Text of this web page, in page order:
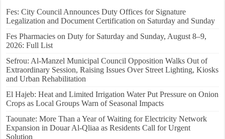
Fes: City Council Announces Duty Offices for Signature
Legalization and Document Certification on Saturday and Sunday
Fes Pharmacies on Duty for Saturday and Sunday, August 8–9,
2026: Full List
Sefrou: Al-Manzel Municipal Council Opposition Walks Out of
Extraordinary Session, Raising Issues Over Street Lighting, Kiosks
and Urban Rehabilitation
El Hajeb: Heat and Limited Irrigation Water Put Pressure on Onion
Crops as Local Groups Warn of Seasonal Impacts
Taounate: More Than a Year of Waiting for Electricity Network
Expansion in Douar Al-Qliaa as Residents Call for Urgent
Solution